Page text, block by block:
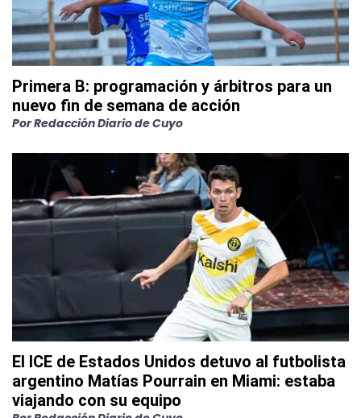
Primera B: programación y árbitros para un
nuevo fin de semana de acción
PorRedacción Diario de Cuyo
El ICE de Estados Unidos detuvo al futbolista
argentino Matías Pourrain en Miami: estaba
viajando con su equipo